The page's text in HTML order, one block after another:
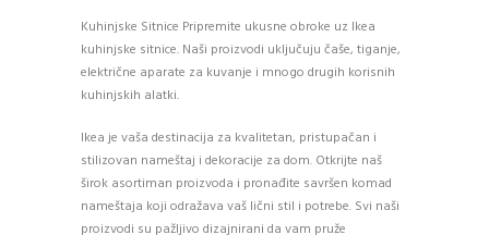
Kuhinjske Sitnice Pripremite ukusne obroke uz Ikea
kuhinjske sitnice. Naši proizvodi uključuju čaše, tiganje,
električne aparate za kuvanje i mnogo drugih korisnih
kuhinjskih alatki.
Ikea je vaša destinacija za kvalitetan, pristupačan i
stilizovan nameštaj i dekoracije za dom. Otkrijte naš
širok asortiman proizvoda i pronađite savršen komad
nameštaja koji odražava vaš lični stil i potrebe. Svi naši
proizvodi su pažljivo dizajnirani da vam pruže